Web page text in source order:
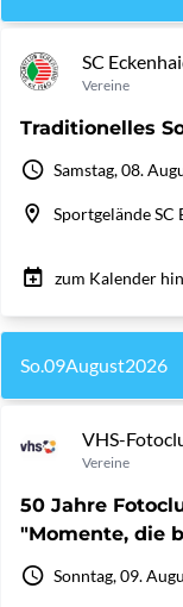
SC
Vereine
Traditionelles
Samstag, 08.
Sportgelände SC
zum Kalender
So.09August2026
VHS-
Vereine
50 Jahre
"Momente, die
Sonntag, 09.